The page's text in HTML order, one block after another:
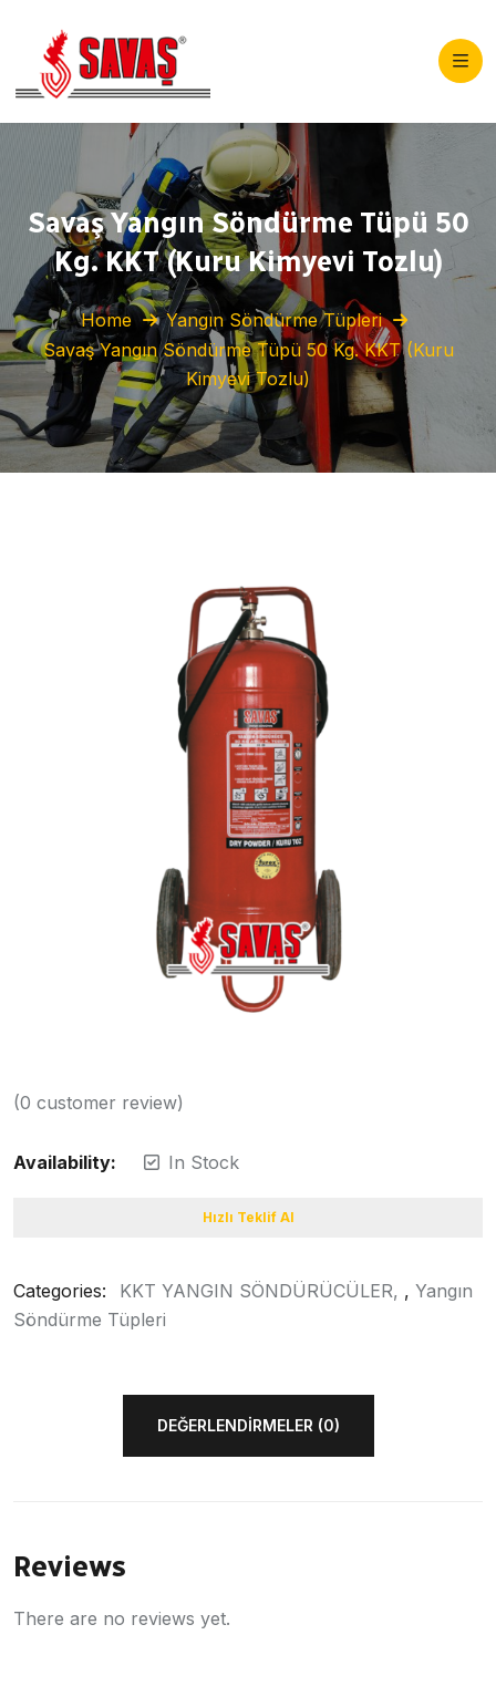
Savaş Yangın Söndürme Tüpü 50
Kg. KKT (Kuru Kimyevi Tozlu)
Home
Yangın Söndürme Tüpleri
Savaş Yangın Söndürme Tüpü 50 Kg. KKT (Kuru
Kimyevi Tozlu)
(0 customer review)
Availability: In Stock
Hızlı Teklif Al
Categories: KKT YANGIN SÖNDÜRÜCÜLER , Yangın
Söndürme Tüpleri
DEĞERLENDIRMELER (0)
Reviews
There are no reviews yet.